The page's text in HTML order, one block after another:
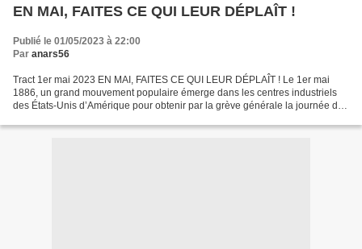
EN MAI, FAITES CE QUI LEUR DÉPLAÎT !
Publié le 01/05/2023 à 22:00
Par anars56
Tract 1er mai 2023 EN MAI, FAITES CE QUI LEUR DÉPLAÎT ! Le 1er mai
1886, un grand mouvement populaire émerge dans les centres industriels
des États-Unis d’Amérique pour obtenir par la grève générale la journée de